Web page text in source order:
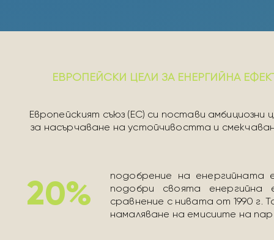
ЕВРОПЕЙСКИ ЦЕЛИ ЗА ЕНЕРГИЙНА
Европейският съюз (ЕС) си постави
за насърчаване на устойчивостта и
20%
подобрение на енергийната
подобри своята
сравнение с нивата от 1990 г.
намаляване на емисиите на